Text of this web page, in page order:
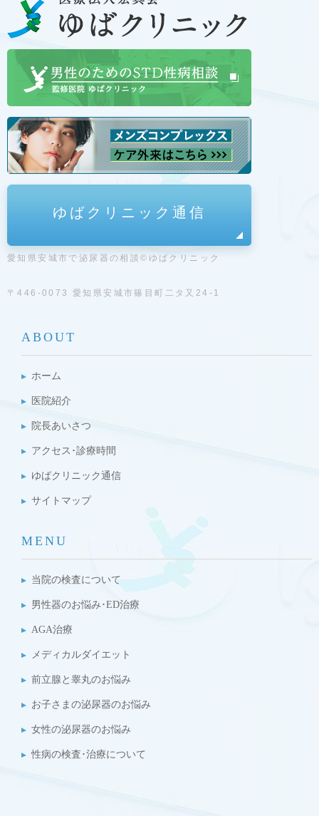
ゆばクリニック通信
愛知県安城市で泌尿器の相談©ゆばクリニック
〒446-0073 愛知県安城市篠目町二タ又24-1
ABOUT
ホーム
医院紹介
院長あいさつ
アクセス･診療時間
ゆばクリニック通信
サイトマップ
MENU
当院の検査について
男性器のお悩み･ED治療
AGA治療
メディカルダイエット
前立腺と睾丸のお悩み
お子さまの泌尿器のお悩み
女性の泌尿器のお悩み
性病の検査･治療について